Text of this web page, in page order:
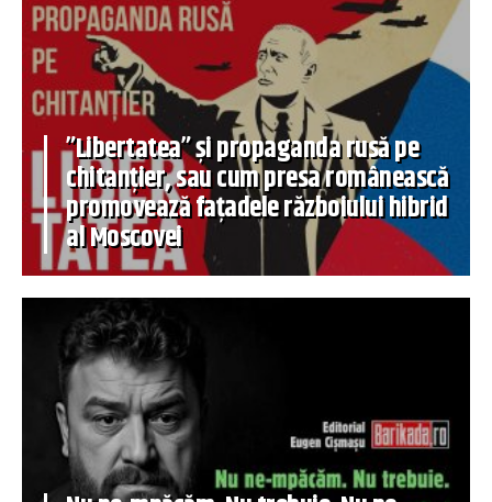
”Libertatea” și propaganda rusă pe
chitanțier, sau cum presa românească
promovează fațadele războiului hibrid
al Moscovei